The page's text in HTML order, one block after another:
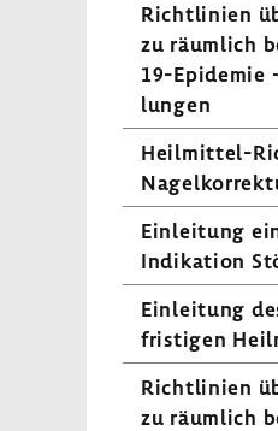
Richt­li­nien
zu räum­lich
19-
lungen
Heilmittel-​
Einlei­tung
Indi­ka­tion
Einlei­tung
fris­tigen
Richt­li­nien
zu räum­lich